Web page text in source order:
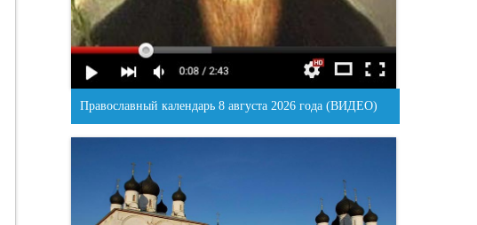
Православный календарь 8 августа 2026 года (ВИДЕО)